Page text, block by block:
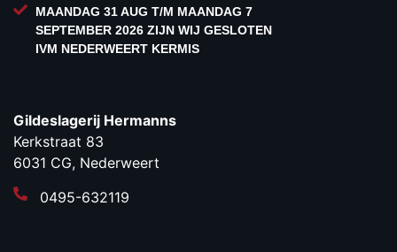
MAANDAG 31 AUG T/M MAANDAG 7
SEPTEMBER 2026 ZIJN WIJ GESLOTEN
IVM NEDERWEERT KERMIS
Gildeslagerij Hermanns
Kerkstraat 83
6031 CG, Nederweert
0495-632119